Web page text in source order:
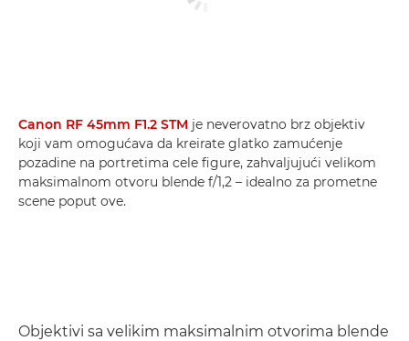
Canon RF 45mm F1.2 STM je neverovatno brz objektiv
koji vam omogućava da kreirate glatko zamućenje
pozadine na portretima cele figure, zahvaljujući velikom
maksimalnom otvoru blende f/1,2 – idealno za prometne
scene poput ove.
Objektivi sa velikim maksimalnim otvorima blende